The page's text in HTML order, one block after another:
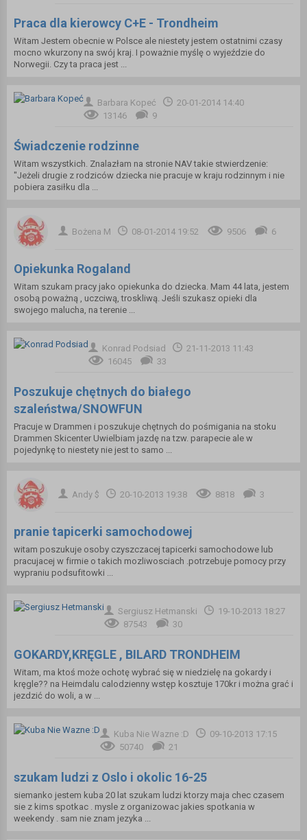
Praca dla kierowcy C+E - Trondheim
Witam Jestem obecnie w Polsce ale niestety jestem ostatnimi czasy
mocno wkurzony na swój kraj. I poważnie myślę o wyjeździe do
Norwegii. Czy ta praca jest ...
Barbara Kopeć
20-01-2014 14:40
13146
9
Świadczenie rodzinne
Witam wszystkich. Znalazłam na stronie NAV takie stwierdzenie:
"Jeżeli drugie z rodziców dziecka nie pracuje w kraju rodzinnym i nie
pobiera zasiłku dla ...
Bożena M 08-01-2014 19:52 9506 6
Opiekunka Rogaland
Witam szukam pracy jako opiekunka do dziecka. Mam 44 lata, jestem
osobą poważną , uczciwą, troskliwą. Jeśli szukasz opieki dla
swojego malucha, na terenie ...
Konrad Podsiad
21-11-2013 11:43
16045
33
Poszukuje chętnych do białego
szaleństwa/SNOWFUN
Pracuje w Drammen i poszukuje chętnych do pośmigania na stoku
Drammen Skicenter Uwielbiam jazdę na tzw. parapecie ale w
pojedynkę to niestety nie jest to samo ...
Andy $ 20-10-2013 19:38 8818 3
pranie tapicerki samochodowej
witam poszukuje osoby czyszczacej tapicerki samochodowe lub
pracujacej w firmie o takich mozliwosciach .potrzebuje pomocy przy
wypraniu podsufitowki ...
Sergiusz Hetmanski
19-10-2013 18:27
87543
30
GOKARDY,KRĘGLE , BILARD TRONDHEIM
Witam, ma ktoś może ochotę wybrać się w niedzielę na gokardy i
kręgle?? na Heimdalu calodzienny wstęp kosztuje 170kr i można grać i
jezdzić do woli, a w ...
Kuba Nie Wazne :D
09-10-2013 17:15
50740
21
szukam ludzi z Oslo i okolic 16-25
siemanko jestem kuba 20 lat szukam ludzi ktorzy maja chec czasem
sie z kims spotkac . mysle z organizowac jakies spotkania w
weekendy . sam nie znam jezyka ...